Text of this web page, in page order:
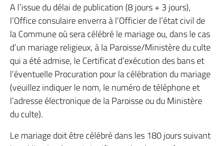
A l’issue du délai de publication (8 jours + 3 jours),
l’Office consulaire enverra à l’Officier de l’état civil de
la Commune où sera célébré le mariage ou, dans le cas
d’un mariage religieux, à la Paroisse/Ministère du culte
qui a été admise, le Certificat d’exécution des bans et
l’éventuelle Procuration pour la célébration du mariage
(veuillez indiquer le nom, le numéro de téléphone et
l’adresse électronique de la Paroisse ou du Ministère
du culte).
Le mariage doit être célébré dans les 180 jours suivant